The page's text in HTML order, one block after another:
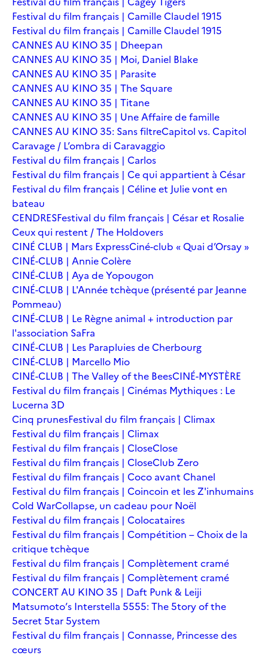
Festival du film français | Camille Claudel 1915
Festival du film français | Camille Claudel 1915
CANNES AU KINO 35 | Dheepan
CANNES AU KINO 35 | Moi, Daniel Blake
CANNES AU KINO 35 | Parasite
CANNES AU KINO 35 | The Square
CANNES AU KINO 35 | Titane
CANNES AU KINO 35 | Une Affaire de famille
CANNES AU KINO 35: Sans filtreCapitol vs. Capitol
Caravage / L’ombra di Caravaggio
Festival du film français | Carlos
Festival du film français | Ce qui appartient à César
Festival du film français | Céline et Julie vont en
bateau
CENDRESFestival du film français | César et Rosalie
Ceux qui restent / The Holdovers
CINÉ CLUB | Mars ExpressCiné-club « Quai d’Orsay »
CINÉ-CLUB | Annie Colère
CINÉ-CLUB | Aya de Yopougon
CINÉ-CLUB | L'Année tchèque (présenté par Jeanne
Pommeau)
CINÉ-CLUB | Le Règne animal + introduction par
l'association SaFra
CINÉ-CLUB | Les Parapluies de Cherbourg
CINÉ-CLUB | Marcello Mio
CINÉ-CLUB | The Valley of the BeesCINÉ-MYSTÈRE
Festival du film français | Cinémas Mythiques : Le
Lucerna 3D
Cinq prunesFestival du film français | Climax
Festival du film français | Climax
Festival du film français | CloseClose
Festival du film français | CloseClub Zero
Festival du film français | Coco avant Chanel
Festival du film français | Coincoin et les Z'inhumains
Cold WarCollapse, un cadeau pour Noël
Festival du film français | Colocataires
Festival du film français | Compétition – Choix de la
critique tchèque
Festival du film français | Complètement cramé
Festival du film français | Complètement cramé
CONCERT AU KINO 35 | Daft Punk & Leiji
Matsumoto’s Interstella 5555: The 5tory of the
5ecret 5tar 5ystem
Festival du film français | Connasse, Princesse des
cœurs